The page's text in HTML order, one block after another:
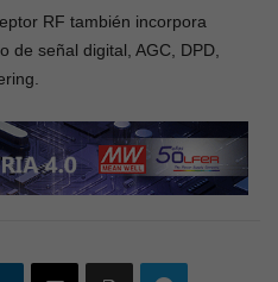
RF también incorpora
de señal digital, AGC, DPD,